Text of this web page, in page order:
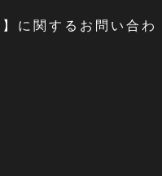
】に関するお問い合わ